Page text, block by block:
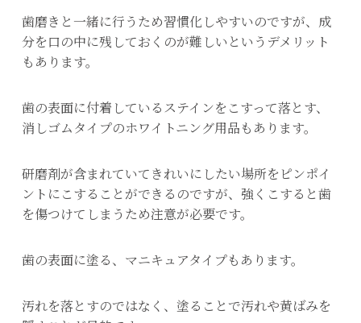
歯磨きと一緒に行うため習慣化しやすいのですが、成
分を口の中に残しておくのが難しいというデメリット
もあります。
歯の表面に付着しているステインをこすって落とす、
消しゴムタイプのホワイトニング用品もあります。
研磨剤が含まれていてきれいにしたい場所をピンポイ
ントにこすることができるのですが、強くこすると歯
を傷つけてしまうため注意が必要です。
歯の表面に塗る、マニキュアタイプもあります。
汚れを落とすのではなく、塗ることで汚れや黄ばみを